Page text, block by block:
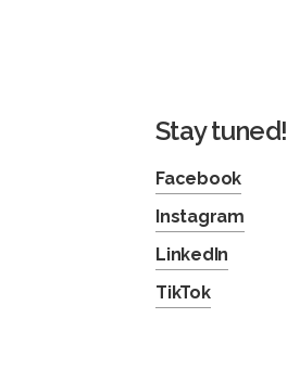
Stay tuned!
Facebook
Instagram
LinkedIn
TikTok